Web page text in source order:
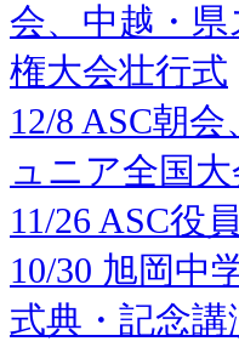
会、中越・
権大会壮行式
12/8 ASC朝
ュニア全国
11/26 ASC役
10/30 旭岡中
式典・記念講